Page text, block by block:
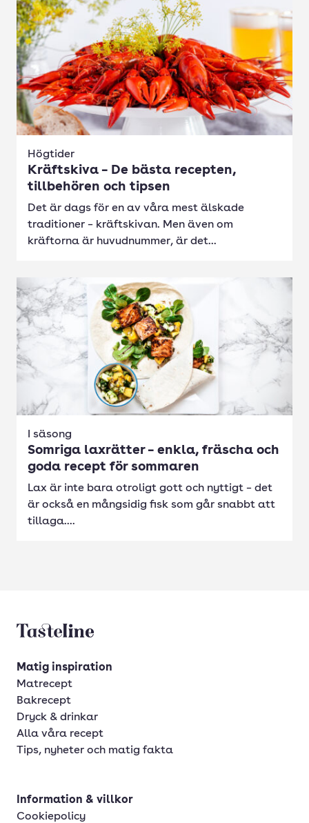
Högtider
Kräftskiva – De bästa recepten,
tillbehören och tipsen
Det är dags för en av våra mest älskade
traditioner – kräftskivan. Men även om
kräftorna är huvudnummer, är det...
I säsong
Somriga laxrätter – enkla, fräscha och
goda recept för sommaren
Lax är inte bara otroligt gott och nyttigt – det
är också en mångsidig fisk som går snabbt att
tillaga....
Tasteline startsida
Matig inspiration
Matrecept
Bakrecept
Dryck & drinkar
Alla våra recept
Tips, nyheter och matig fakta
Information & villkor
Cookiepolicy